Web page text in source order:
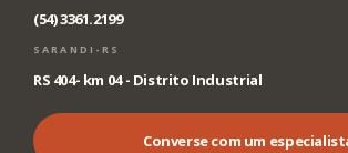
(54) 3361.2199
SARANDI-RS
RS 404- km 04 - Distrito Industrial
Converse com um